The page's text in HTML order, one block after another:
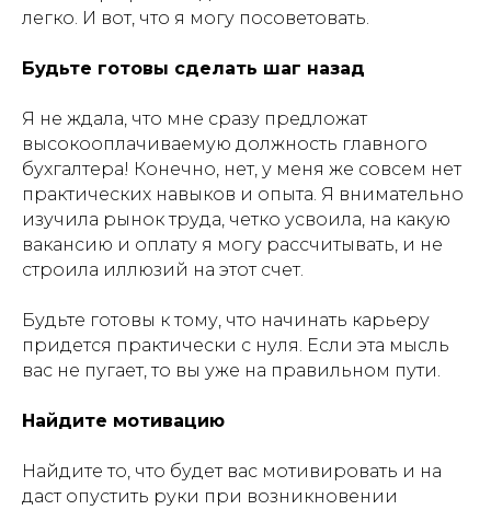
легко. И вот, что я могу посоветовать.
Будьте готовы сделать шаг назад
Я не ждала, что мне сразу предложат
высокооплачиваемую должность главного
бухгалтера! Конечно, нет, у меня же совсем нет
практических навыков и опыта. Я внимательно
изучила рынок труда, четко усвоила, на какую
вакансию и оплату я могу рассчитывать, и не
строила иллюзий на этот счет.
Будьте готовы к тому, что начинать карьеру
придется практически с нуля. Если эта мысль
вас не пугает, то вы уже на правильном пути.
Найдите мотивацию
Найдите то, что будет вас мотивировать и на
даст опустить руки при возникновении